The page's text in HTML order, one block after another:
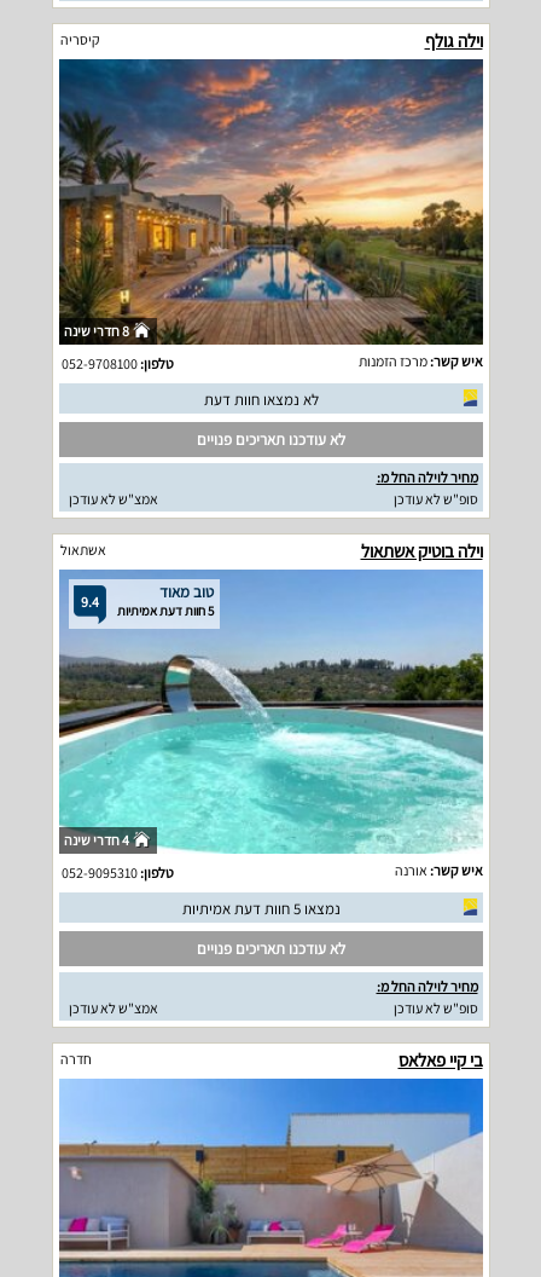
וילה גולף קיסריה
8 חדרי שינה
איש קשר:מרכז הזמנות טלפון:052-9708100
לא נמצאו חוות דעת
לא עודכנו תאריכים פנויים
מחיר לוילה החל מ:
סופ"ש לא עודכן
אמצ"ש לא עודכן
וילה בוטיק אשתאול אשתאול
9.4 טוב מאוד
5 חוות דעת אמיתיות
4 חדרי שינה
איש קשר: אורנה טלפון:052-9095310
נמצאו 5 חוות דעת אמיתיות
לא עודכנו תאריכים פנויים
מחיר לוילה החל מ:
סופ"ש לא עודכן
אמצ"ש לא עודכן
בי קיי פאלאס חדרה